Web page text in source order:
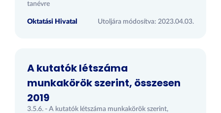
tanévre
Oktatási Hivatal Utoljára módosítva: 2023.04.03.
A kutatók létszáma
munkakörök szerint, összesen
2019
3.5.6. - A kutatók létszáma munkakörök szerint,